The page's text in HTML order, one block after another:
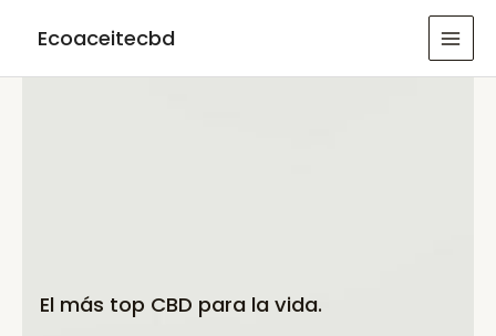
Ecoaceitecbd
El más top CBD para la vida.